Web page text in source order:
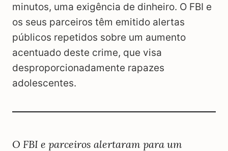
minutos, uma exigência de dinheiro. O FBI e
os seus parceiros têm emitido alertas
públicos repetidos sobre um aumento
acentuado deste crime, que visa
desproporcionadamente rapazes
adolescentes.
O FBI e parceiros alertaram para um